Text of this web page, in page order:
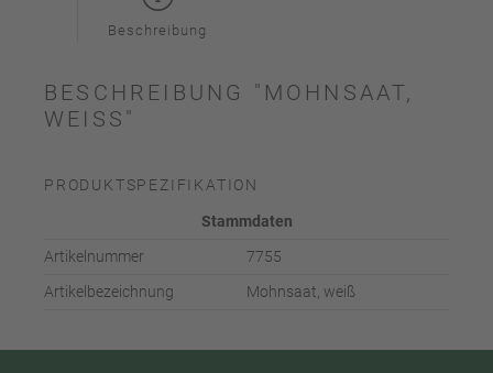
Beschreibung
BESCHREIBUNG "MOHNSAAT,
WEISS"
PRODUKTSPEZIFIKATION
Stammdaten
Artikelnummer
7755
Artikelbezeichnung
Mohnsaat, weiß